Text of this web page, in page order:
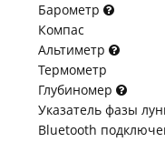
Барометр
Компас
Альтиметр
Термометр
Глубиномер
Указатель фазы
Bluetooth